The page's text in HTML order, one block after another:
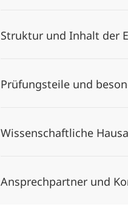
Struktur und Inhalt der
Prüfungsteile und
Wissenschaftliche
Ansprechpartner und